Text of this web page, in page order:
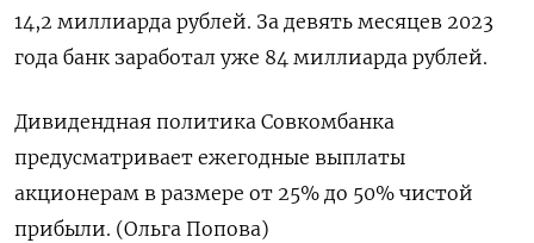
14,2 миллиарда рублей. За девять месяцев 2023
года банк заработал уже 84 миллиарда рублей.
Дивидендная политика Совкомбанка
предусматривает ежегодные выплаты
акционерам в размере от 25% до 50% чистой
прибыли. (Ольга Попова)